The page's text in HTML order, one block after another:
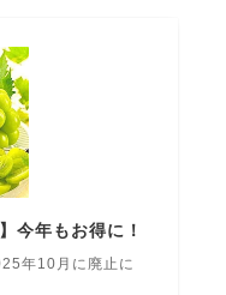
今年もお得に！
年10月に廃止に